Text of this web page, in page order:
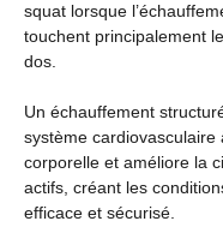
squat lorsque
touchent principalement
dos.
Un échauffement
système cardiovasculaire
corporelle et améliore la
actifs, créant les
efficace et sécurisé.